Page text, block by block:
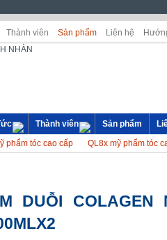
Thành viên Sản phẩm Liên hệ
Thành viên Sản phẩm
phẩm tóc cao cấp QL8x mỹ phẩm tóc
DUỖI COLAGEN